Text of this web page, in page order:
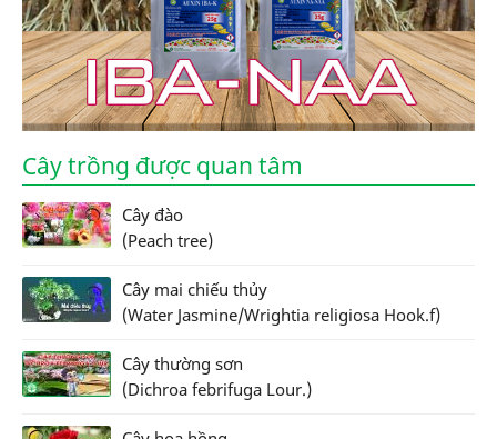
Cây trồng được quan tâm
Cây đào
(Peach tree)
Cây mai chiếu thủy
(Water Jasmine/Wrightia religiosa Hook.f)
Cây thường sơn
(Dichroa febrifuga Lour.)